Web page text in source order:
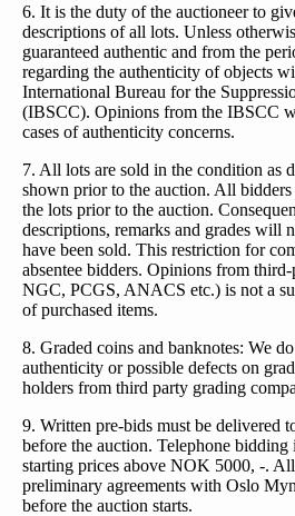
6. It is the duty of the auctioneer to
descriptions of all lots. Unless
guaranteed authentic and from the
regarding the authenticity of objects
International Bureau for the
(IBSCC). Opinions from the IBSCC
cases of authenticity concerns.
7. All lots are sold in the condition as
shown prior to the auction. All bidders
the lots prior to the auction.
descriptions, remarks and grades will
have been sold. This restriction for
absentee bidders. Opinions from
NGC, PCGS, ANACS etc.) is not a
of purchased items.
8. Graded coins and banknotes: We
authenticity or possible defects on
holders from third party grading
9. Written pre-bids must be delivered
before the auction. Telephone
starting prices above NOK 5000, -.
preliminary agreements with Oslo
before the auction starts.